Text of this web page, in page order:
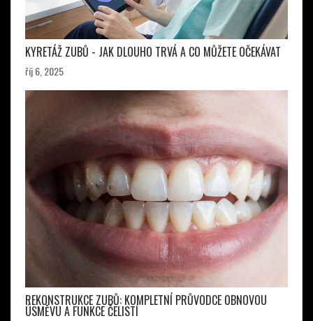
KYRETÁŽ ZUBŮ - JAK DLOUHO TRVÁ A CO MŮŽETE OČEKÁVAT
říj 6, 2025
REKONSTRUKCE ZUBŮ: KOMPLETNÍ PRŮVODCE OBNOVOU
ÚSMĚVU A FUNKCE ČELISTÍ